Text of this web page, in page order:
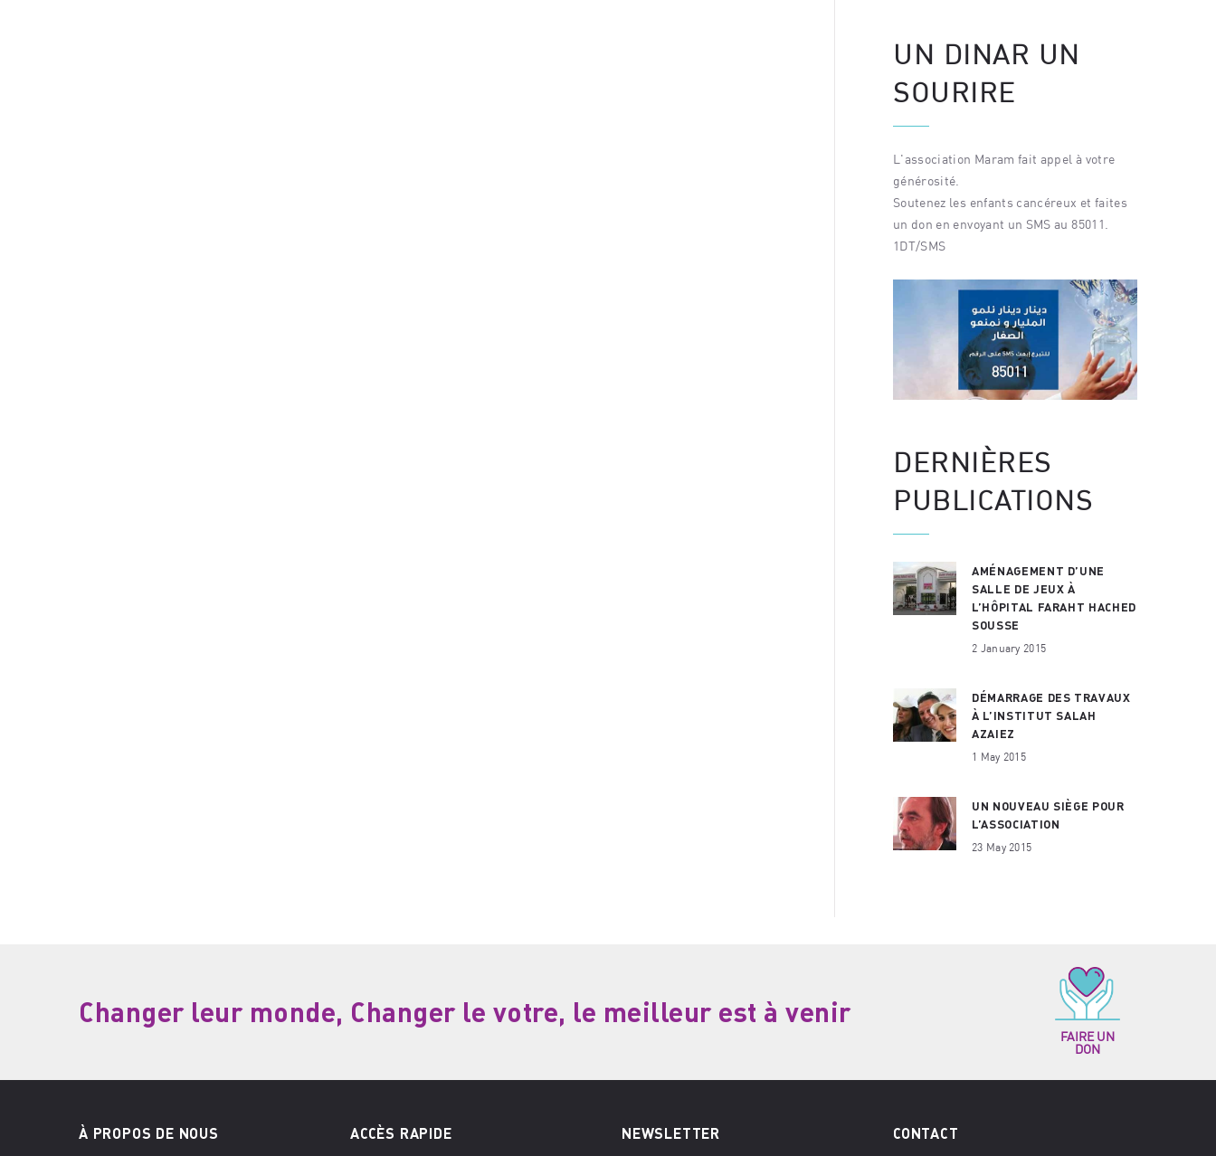
UN DINAR UN
SOURIRE
L'association Maram fait appel à votre
générosité.
Soutenez les enfants cancéreux et faites
un don en envoyant un SMS au 85011.
1DT/SMS
DERNIÈRES
PUBLICATIONS
AMÉNAGEMENT D’UNE
SALLE DE JEUX À
L’HÔPITAL FARAHT HACHED
SOUSSE
2 January 2015
DÉMARRAGE DES TRAVAUX
À L’INSTITUT SALAH
AZAIEZ
1 May 2015
UN NOUVEAU SIÈGE POUR
L’ASSOCIATION
23 May 2015
Changer leur monde, Changer le votre, le meilleur est à venir
FAIRE UN
DON
À PROPOS DE NOUS ACCÈS RAPIDE NEWSLETTER CONTACT